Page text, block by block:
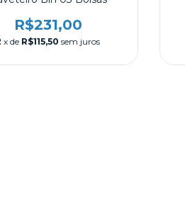
R$231,00
x de R$115,50 sem juros